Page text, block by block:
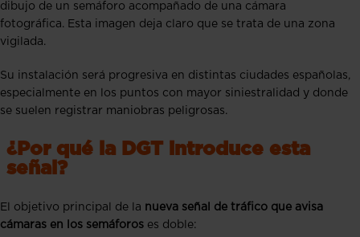
dibujo de un semáforo acompañado de una cámara
fotográfica. Esta imagen deja claro que se trata de una zona
vigilada.
Su instalación será progresiva en distintas ciudades españolas,
especialmente en los puntos con mayor siniestralidad y donde
se suelen registrar maniobras peligrosas.
¿Por qué la DGT introduce esta
señal?
El objetivo principal de la nueva señal de tráfico que avisa
cámaras en los semáforos es doble: